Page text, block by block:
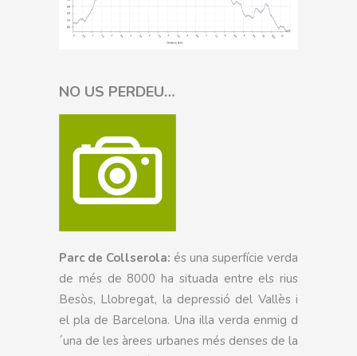
NO US PERDEU…
Parc de Collserola: és una superfície verda
de més de 8000 ha situada entre els rius
Besòs, Llobregat, la depressió del Vallès i
el pla de Barcelona. Una illa verda enmig d
´una de les àrees urbanes més denses de la